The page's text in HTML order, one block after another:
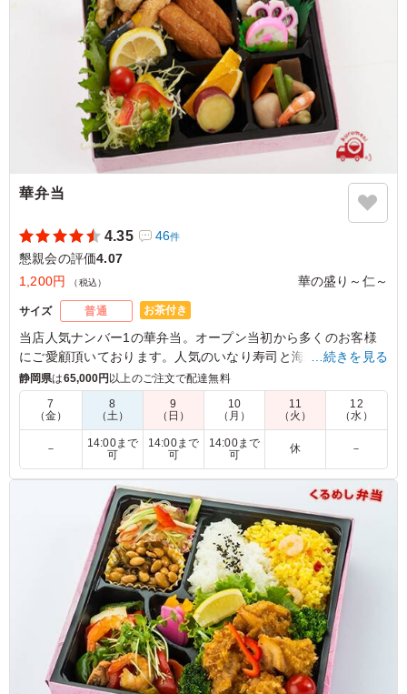
華弁当
4.35 46件
懇親会の評価4.07
1,200円
（税込） 華の盛り～仁～
サイズ 普通 お茶付き
当店人気ナンバー1の華弁当。オープン当初から多くのお客様
にご愛顧頂いております。人気のいなり寿司と海老フライに加
え、万人受けする料理が少量ずつ多数入っているところが人気
のポイント！会議や大切なお集まりにも喜ばれるお弁当です。
迷った時にはコレ！
戸ケ崎4丁目1区町内会
ボリュウムもあり満足です。
ご利用シーン：懇親会›懇親会
愛知県西尾市戸ケ崎2026/01/18
…続きを見る
静岡県は65,000円以上のご注文で配達無料
7
（金）
8
（土）
9
（日）
10
（月）
11
（火）
12
（水）
－
14:00まで
可
14:00まで
可
14:00まで
可
休 －